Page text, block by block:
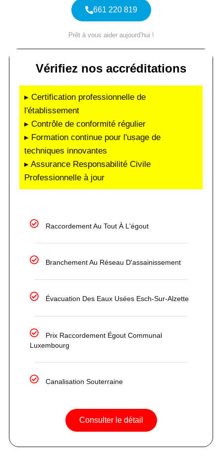
661 220 819
Prêt à vous aider aujourd’hui !
Vérifiez nos accréditations
▸ Certification professionnelle de
l'établissement
▸ Contrôle de conformité régulier
▸ Formation continue pour l'usage de
techniques innovantes
▸ Assurance Responsabilité Civile
Professionnelle à jour
Raccordement Au Tout À L'égout
Branchement Au Réseau D'assainissement
Évacuation Des Eaux Usées Esch-Sur-Alzette
Prix Raccordement Égout Communal
Luxembourg
Canalisation Souterraine
Consulter le détail